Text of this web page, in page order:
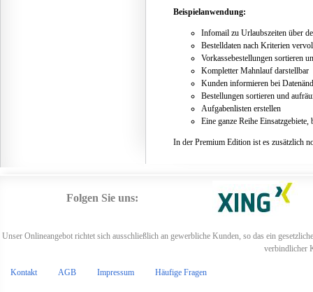
Beispielanwendung:
Infomail zu Urlaubszeiten über
Bestelldaten nach Kriterien
Vorkassebestellungen sortieren
Kompletter Mahnlauf darstellbar
Kunden informieren bei
Bestellungen sortieren und
Aufgabenlisten erstellen
Eine ganze Reihe
In der Premium Edition ist es zusätzlich
Folgen Sie uns:
Unser Onlineangebot richtet sich ausschließlich an gewerbliche Kunden, so das ein
verbindlicher
Kontakt AGB Impressum Häufige Fragen